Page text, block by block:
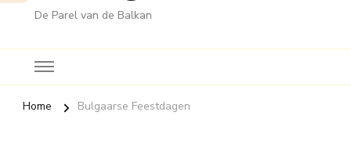
De Parel van de Balkan
Home Bulgaarse Feestdagen